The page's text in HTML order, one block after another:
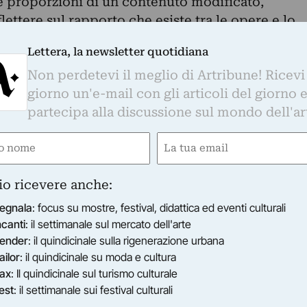
sul rapporto che esiste tra le opere e lo
si concentra così sul mutuo
gli elementi osservati e che si manifesta da
galleria e, dall’altro, in quegli spazi
in cui le opere d’arte transitano tra
esterno è il materiale che circonda l’opera e
specifica ad assumere importanza e ad essere
invertono e mettono in scena una condizione
e incompiuta, che è tipica del lavoro
le sculture alludono all’ idea di una
di mezzo, nel passaggio fra uno stato fisico e
al soffice, l'immediato al monumentale e
industrializzati a elementi di vita
Lettera, la newsletter quotidiana
Non perdetevi il meglio di Artribune!
giorno un'e-mail con gli articoli del giorno
partecipa alla discussione sul mondo
Email
ricevere anche:
: focus su mostre, festival, didattica ed eventi culturali
: il settimanale sul mercato dell'arte
: il quindicinale sulla rigenerazione urbana
: il quindicinale su moda e cultura
: Il quindicinale sul turismo culturale
: il settimanale sui festival culturali